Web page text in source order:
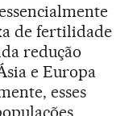
de fertilidade
redução
e Europa
esses